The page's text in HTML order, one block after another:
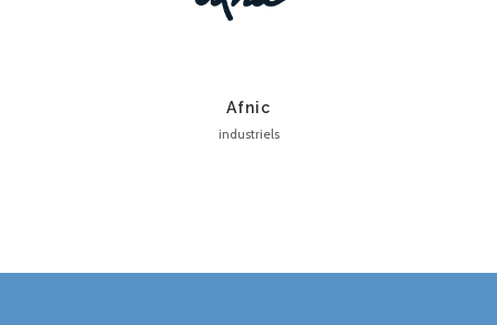
Afnic
industriels